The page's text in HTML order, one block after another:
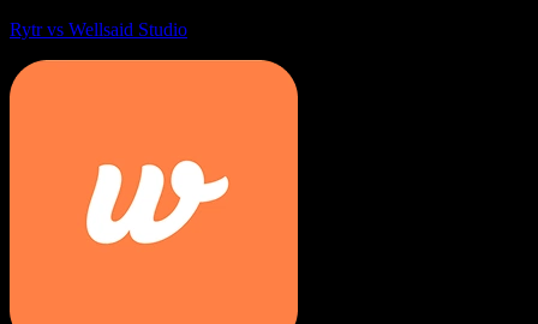
Rytr vs Wellsaid Studio